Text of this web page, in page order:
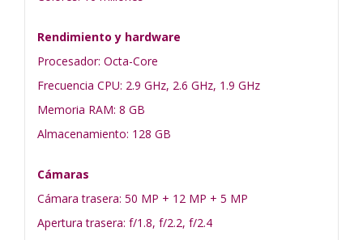
Rendimiento y hardware
Procesador: Octa-Core
Frecuencia CPU: 2.9 GHz, 2.6 GHz, 1.9 GHz
Memoria RAM: 8 GB
Almacenamiento: 128 GB
Cámaras
Cámara trasera: 50 MP + 12 MP + 5 MP
Apertura trasera: f/1.8, f/2.2, f/2.4